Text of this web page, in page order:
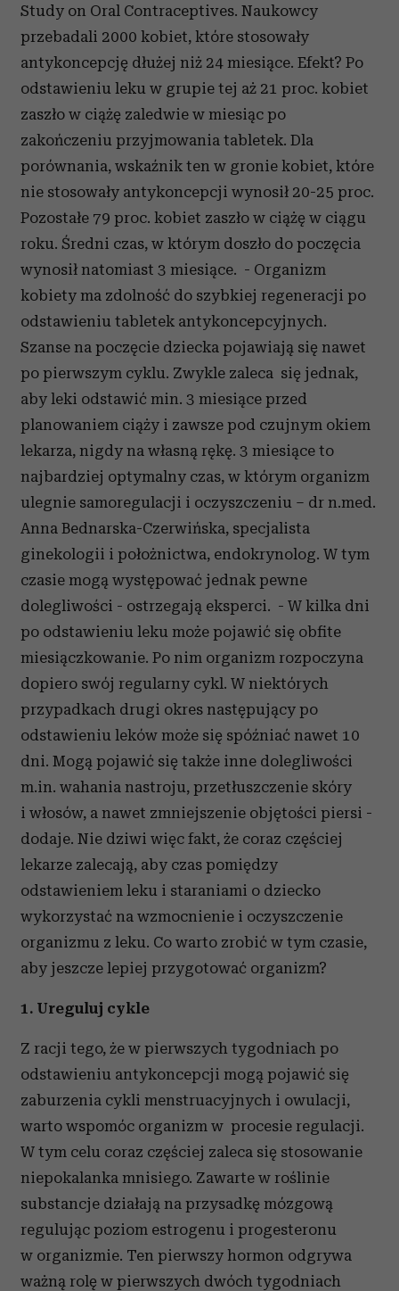
Study on Oral Contraceptives. Naukowcy
przebadali 2000 kobiet, które stosowały
antykoncepcję dłużej niż 24 miesiące. Efekt? Po
odstawieniu leku w grupie tej aż 21 proc. kobiet
zaszło w ciążę zaledwie w miesiąc po
zakończeniu przyjmowania tabletek. Dla
porównania, wskaźnik ten w gronie kobiet, które
nie stosowały antykoncepcji wynosił 20-25 proc.
Pozostałe 79 proc. kobiet zaszło w ciążę w ciągu
roku. Średni czas, w którym doszło do poczęcia
wynosił natomiast 3 miesiące. - Organizm
kobiety ma zdolność do szybkiej regeneracji po
odstawieniu tabletek antykoncepcyjnych.
Szanse na poczęcie dziecka pojawiają się nawet
po pierwszym cyklu. Zwykle zaleca się jednak,
aby leki odstawić min. 3 miesiące przed
planowaniem ciąży i zawsze pod czujnym okiem
lekarza, nigdy na własną rękę. 3 miesiące to
najbardziej optymalny czas, w którym organizm
ulegnie samoregulacji i oczyszczeniu – dr n.med.
Anna Bednarska-Czerwińska, specjalista
ginekologii i położnictwa, endokrynolog. W tym
czasie mogą występować jednak pewne
dolegliwości - ostrzegają eksperci. - W kilka dni
po odstawieniu leku może pojawić się obfite
miesiączkowanie. Po nim organizm rozpoczyna
dopiero swój regularny cykl. W niektórych
przypadkach drugi okres następujący po
odstawieniu leków może się spóźniać nawet 10
dni. Mogą pojawić się także inne dolegliwości
m.in. wahania nastroju, przetłuszczenie skóry
i włosów, a nawet zmniejszenie objętości piersi -
dodaje. Nie dziwi więc fakt, że coraz częściej
lekarze zalecają, aby czas pomiędzy
odstawieniem leku i staraniami o dziecko
wykorzystać na wzmocnienie i oczyszczenie
organizmu z leku. Co warto zrobić w tym czasie,
aby jeszcze lepiej przygotować organizm?
1. Ureguluj cykle
Z racji tego, że w pierwszych tygodniach po
odstawieniu antykoncepcji mogą pojawić się
zaburzenia cykli menstruacyjnych i owulacji,
warto wspomóc organizm w procesie regulacji.
W tym celu coraz częściej zaleca się stosowanie
niepokalanka mnisiego. Zawarte w roślinie
substancje działają na przysadkę mózgową
regulując poziom estrogenu i progesteronu
w organizmie. Ten pierwszy hormon odgrywa
ważną rolę w pierwszych dwóch tygodniach